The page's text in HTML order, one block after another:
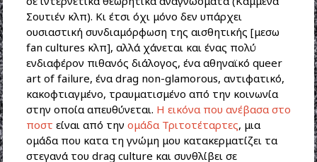
Σουτιέν κλπ). Κι έτσι όχι μόνο δεν υπάρχει
ουσιαστική συνδιαμόρφωση της αισθητικής [μεσω
fan cultures κλπ], αλλά χάνεται και ένας πολύ
ενδιαφέρον πιθανός διάλογος, ένα αθηναϊκό queer
art of failure, ένα drag non-glamorous, αντιφατικό,
κακοφτιαγμένο, τραυματισμένο από την κοινωνία
στην οποία απευθύνεται. Η εικόνα που ανέβασα στο
ποστ είναι από την ομάδα Τριτοτέταρτες, μια
ομάδα που κατα τη γνώμη μου κατακερματίζει τα
στεγανά του drag culture και συνθλίβει σε